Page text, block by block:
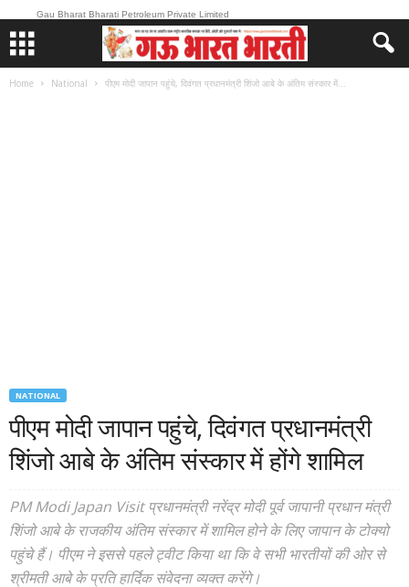
Gau Bharat Bharati Petroleum Private Limited
Home National पीएम मोदी जापान पहुंचे, दिवंगत प्रधानमंत्री शिंजो आबे के अंतिम संस्कार में...
NATIONAL
पीएम मोदी जापान पहुंचे, दिवंगत प्रधानमंत्री
शिंजो आबे के अंतिम संस्कार में होंगे शामिल
PM Modi Japan Visit प्रधानमंत्री नरेंद्र मोदी पूर्व जापानी प्रधान मंत्री
शिंजो आबे के राजकीय अंतिम संस्कार में शामिल होने के लिए जापान के टोक्यो
पहुंचे हैं। पीएम ने इससे पहले ट्वीट किया था कि वे सभी भारतीयों की ओर से
श्रीमती आबे के प्रति हार्दिक संवेदना व्यक्त करेंगे।